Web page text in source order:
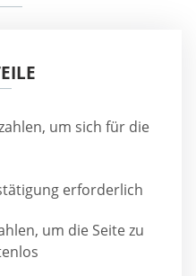
um sich für die
erforderlich
um die Seite zu